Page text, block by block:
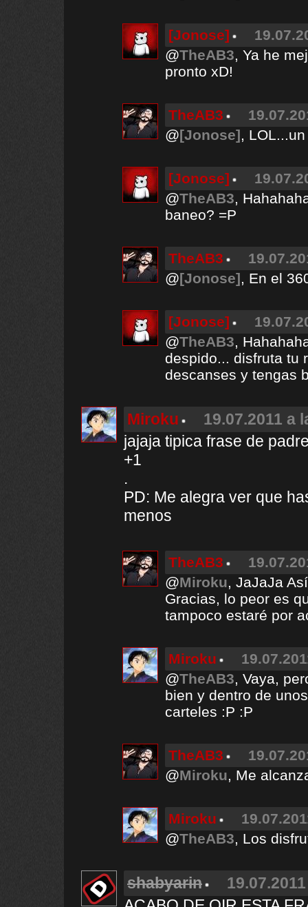
[Jonose]
@TheAB3, Ya he
pronto xD!
TheAB3
@[Jonose],
[Jonose]
@TheAB3,
baneo? =P
TheAB3
@[Jonose], En el
[Jonose]
@TheAB3,
despido... disfruta tu
descanses y tengas
Miroku
19.07.2011 a
jajaja tipica frase de
+1
.
PD: Me alegra ver que
menos
TheAB3
@Miroku, JaJaJa
Gracias, lo peor es
tampoco estaré por
Miroku
@TheAB3, Vaya,
bien y dentro de
carteles :P :P
TheAB3
@Miroku, Me
Miroku
@TheAB3, Los
shabyarin